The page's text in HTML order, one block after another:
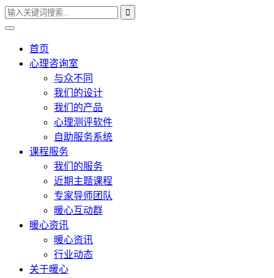
首页
心理咨询室
与众不同
我们的设计
我们的产品
心理测评软件
自助服务系统
课程服务
我们的服务
近期主题课程
专家导师团队
暖心互动群
暖心资讯
暖心资讯
行业动态
关于暖心